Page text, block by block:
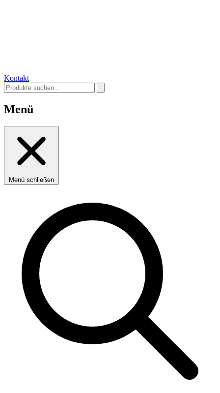
Kontakt
Menü
Menü schließen